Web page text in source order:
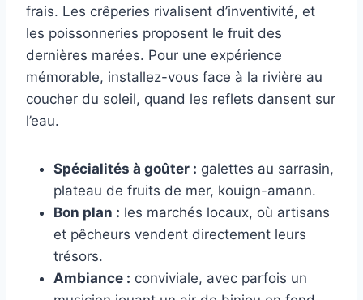
frais. Les crêperies rivalisent d’inventivité, et
les poissonneries proposent le fruit des
dernières marées. Pour une expérience
mémorable, installez-vous face à la rivière au
coucher du soleil, quand les reflets dansent sur
l’eau.
Spécialités à goûter : galettes au sarrasin,
plateau de fruits de mer, kouign-amann.
Bon plan : les marchés locaux, où artisans
et pêcheurs vendent directement leurs
trésors.
Ambiance : conviviale, avec parfois un